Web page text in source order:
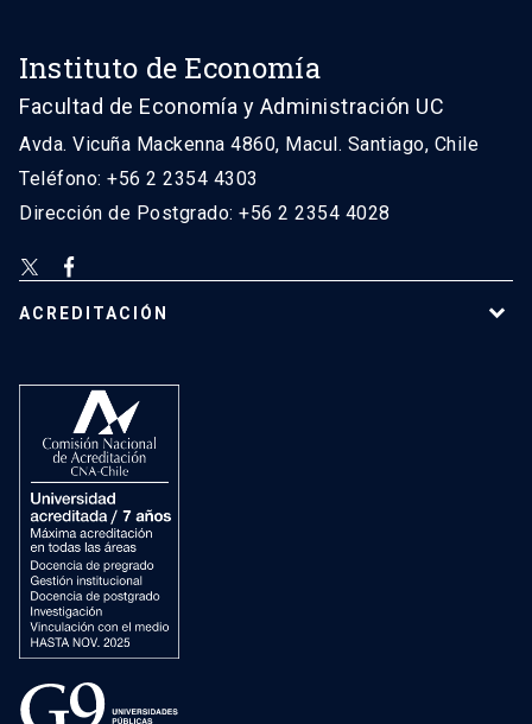
Instituto de Economía
Facultad de Economía y Administración UC
Avda. Vicuña Mackenna 4860, Macul. Santiago, Chile
Teléfono: +56 2 2354 4303
Dirección de Postgrado: +56 2 2354 4028
ACREDITACIÓN